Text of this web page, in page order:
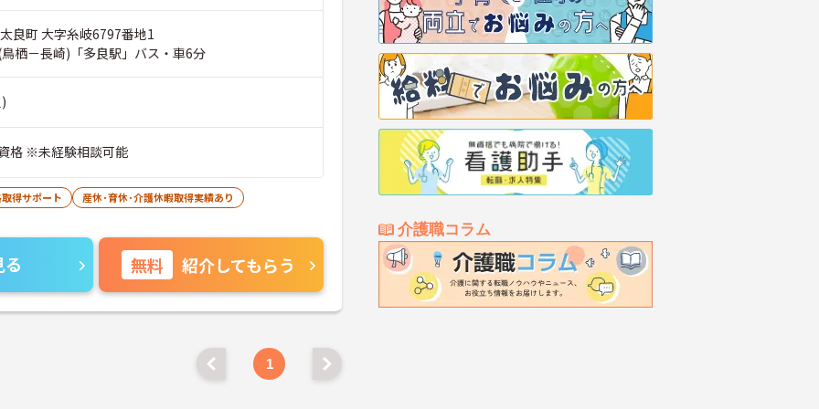
介護職コラム
良町 大字糸岐6797番地1
栖－長崎)「多良駅」バス・車6分
格 ※未経験相談可能
得サポート 産休･育休･介護休暇取得実績あり
無料 紹介してもらう
1